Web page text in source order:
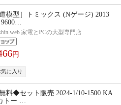
道模型］トミックス (Nゲージ) 2013
web 家電とPCの大型専門店
円
料◆セット販売 2024-1/10-1500 KA
トー …